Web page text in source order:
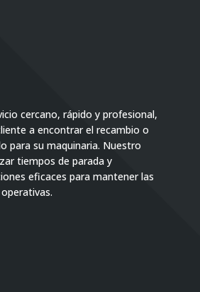
cercano, rápido y profesional,
a encontrar el recambio o
para su maquinaria. Nuestro
tiempos de parada y
eficaces para mantener las